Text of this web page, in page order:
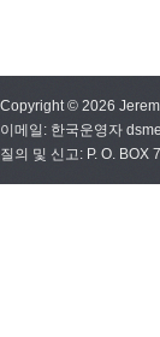
Copyright © 2026
이메일: 한국운영자
질의 및 신고: P. O.